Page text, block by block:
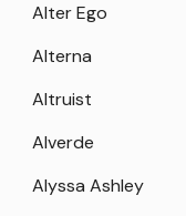
Alter Ego
Alterna
Altruist
Alverde
Alyssa Ashley